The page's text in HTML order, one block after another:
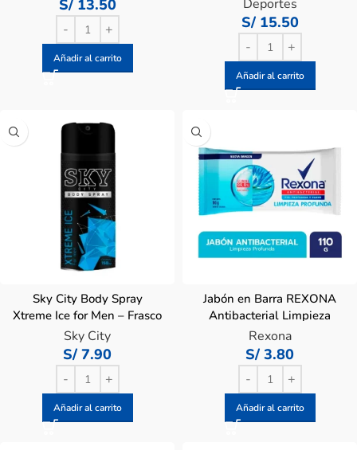
S/13.50
Añadir al carrito
Deportes
S/15.50
Añadir al carrito
Sky City Body Spray
Xtreme Ice for Men – Frasco
150 ML
Sky City
S/ 7.90
Añadir al carrito
Jabón en Barra REXONA
Antibacterial Limpieza
Profunda – Barra 110g
Rexona
S/ 3.80
Añadir al carrito